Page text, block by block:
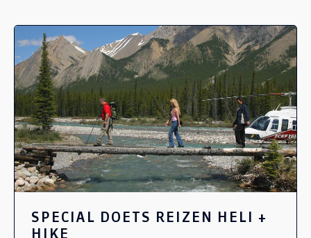
SPECIAL DOETS REIZEN HELI +
HIKE